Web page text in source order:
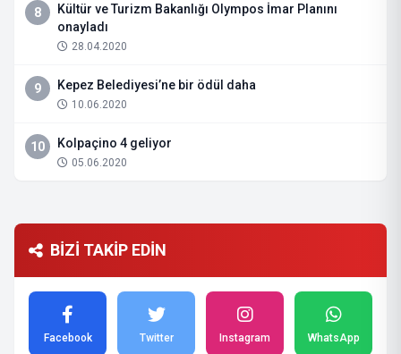
8
Kültür ve Turizm Bakanlığı Olympos İmar Planını
onayladı
28.04.2020
9 Kepez Belediyesi’ne bir ödül daha
10.06.2020
10 Kolpaçino 4 geliyor
05.06.2020
BİZİ TAKİP EDİN
Facebook Twitter Instagram WhatsApp